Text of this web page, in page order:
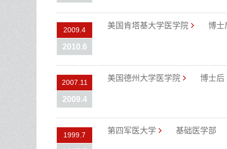
2009.4
2010.6
美国肯塔基大学医学院 博士
2007.11
2009.4
美国德州大学医学院 博士后
1999.7 第四军医大学 基础医学部